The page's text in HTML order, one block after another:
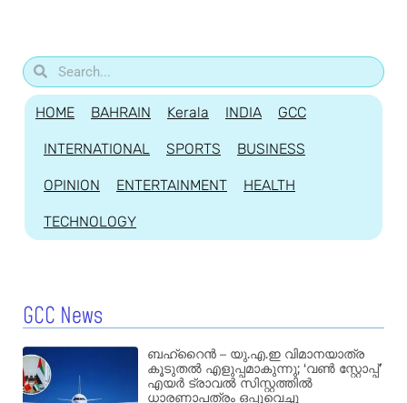
HOME BAHRAIN Kerala INDIA GCC
INTERNATIONAL SPORTS BUSINESS
OPINION ENTERTAINMENT HEALTH
TECHNOLOGY
GCC News
ബഹ്‌റൈൻ – യു.എ.ഇ വിമാനയാത്ര
കൂടുതൽ എളുപ്പമാകുന്നു; ‘വൺ സ്റ്റോപ്പ്’
എയർ ട്രാവൽ സിസ്റ്റത്തിൽ
ധാരണാപത്രം ഒപ്പുവെച്ചു